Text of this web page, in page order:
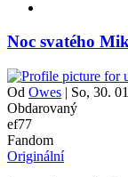
Noc svatého
Od Owes | So, 30.
Obdarovaný
ef77
Fandom
Originální